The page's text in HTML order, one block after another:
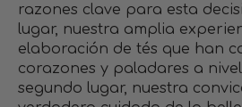
razones clave para esta
lugar, nuestra amplia
elaboración de tés que han
corazones y paladares a
segundo lugar, nuestra